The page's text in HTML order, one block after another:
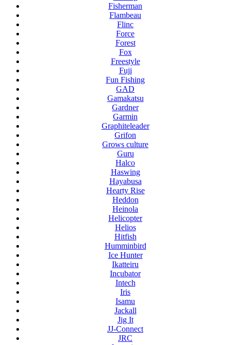
Fisherman
Flambeau
Flinc
Force
Forest
Fox
Freestyle
Fuji
Fun Fishing
GAD
Gamakatsu
Gardner
Garmin
Graphiteleader
Grifon
Grows culture
Guru
Halco
Haswing
Hayabusa
Hearty Rise
Heddon
Heinola
Helicopter
Helios
Hitfish
Humminbird
Ice Hunter
Ikatteiru
Incubator
Intech
Iris
Isamu
Jackall
Jig It
JJ-Connect
JRC